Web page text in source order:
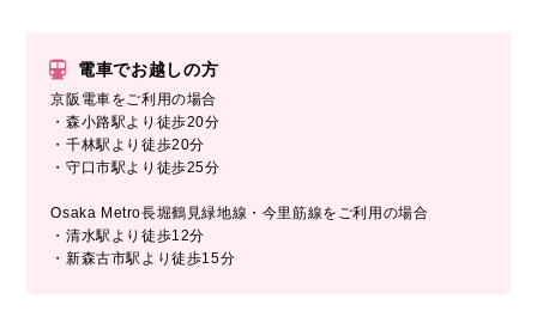
電車でお越しの方
京阪電車をご利用の場合
・森小路駅より徒歩20分
・千林駅より徒歩20分
・守口市駅より徒歩25分
Osaka Metro長堀鶴見緑地線・今里筋線をご利用の場合
・清水駅より徒歩12分
・新森古市駅より徒歩15分